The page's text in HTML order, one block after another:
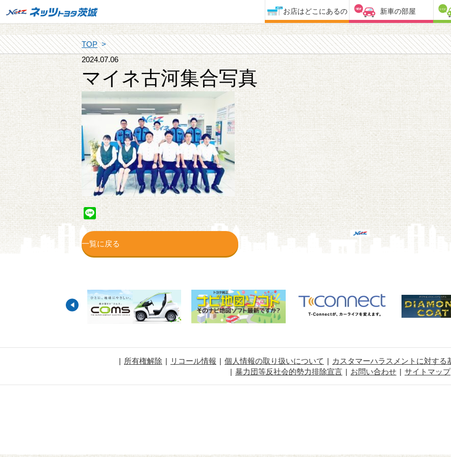
お店はどこにあるの 新車の部屋
TOP
2024.07.06
マイネ古河集合写真
Line
一覧に戻る
所有権解除 リコール情報 個人情報の取り扱いについて カスタマーハラスメントに対する
暴力団等反社会的勢力排除宣言
お問い合わせ サイトマップ